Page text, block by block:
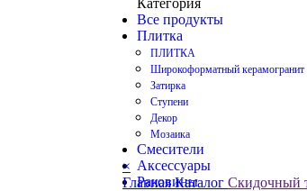
×
ГлавнаяКаталог Скидочный
Категория
Все продукты
Плитка
ПЛИТКА
Широкоформатный керамогранит
Затирка
Ступени
Декор
Мозаика
Смесители
Аксессуары
Раковины